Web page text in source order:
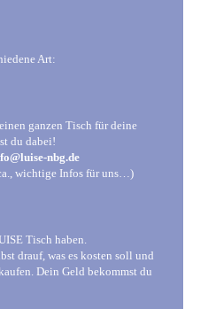
Art:
ganzen Tisch für deine
du dabei!
nbg.de
wichtige Infos für uns…)
Tisch haben.
drauf, was es kosten soll und
Dein Geld bekommst du